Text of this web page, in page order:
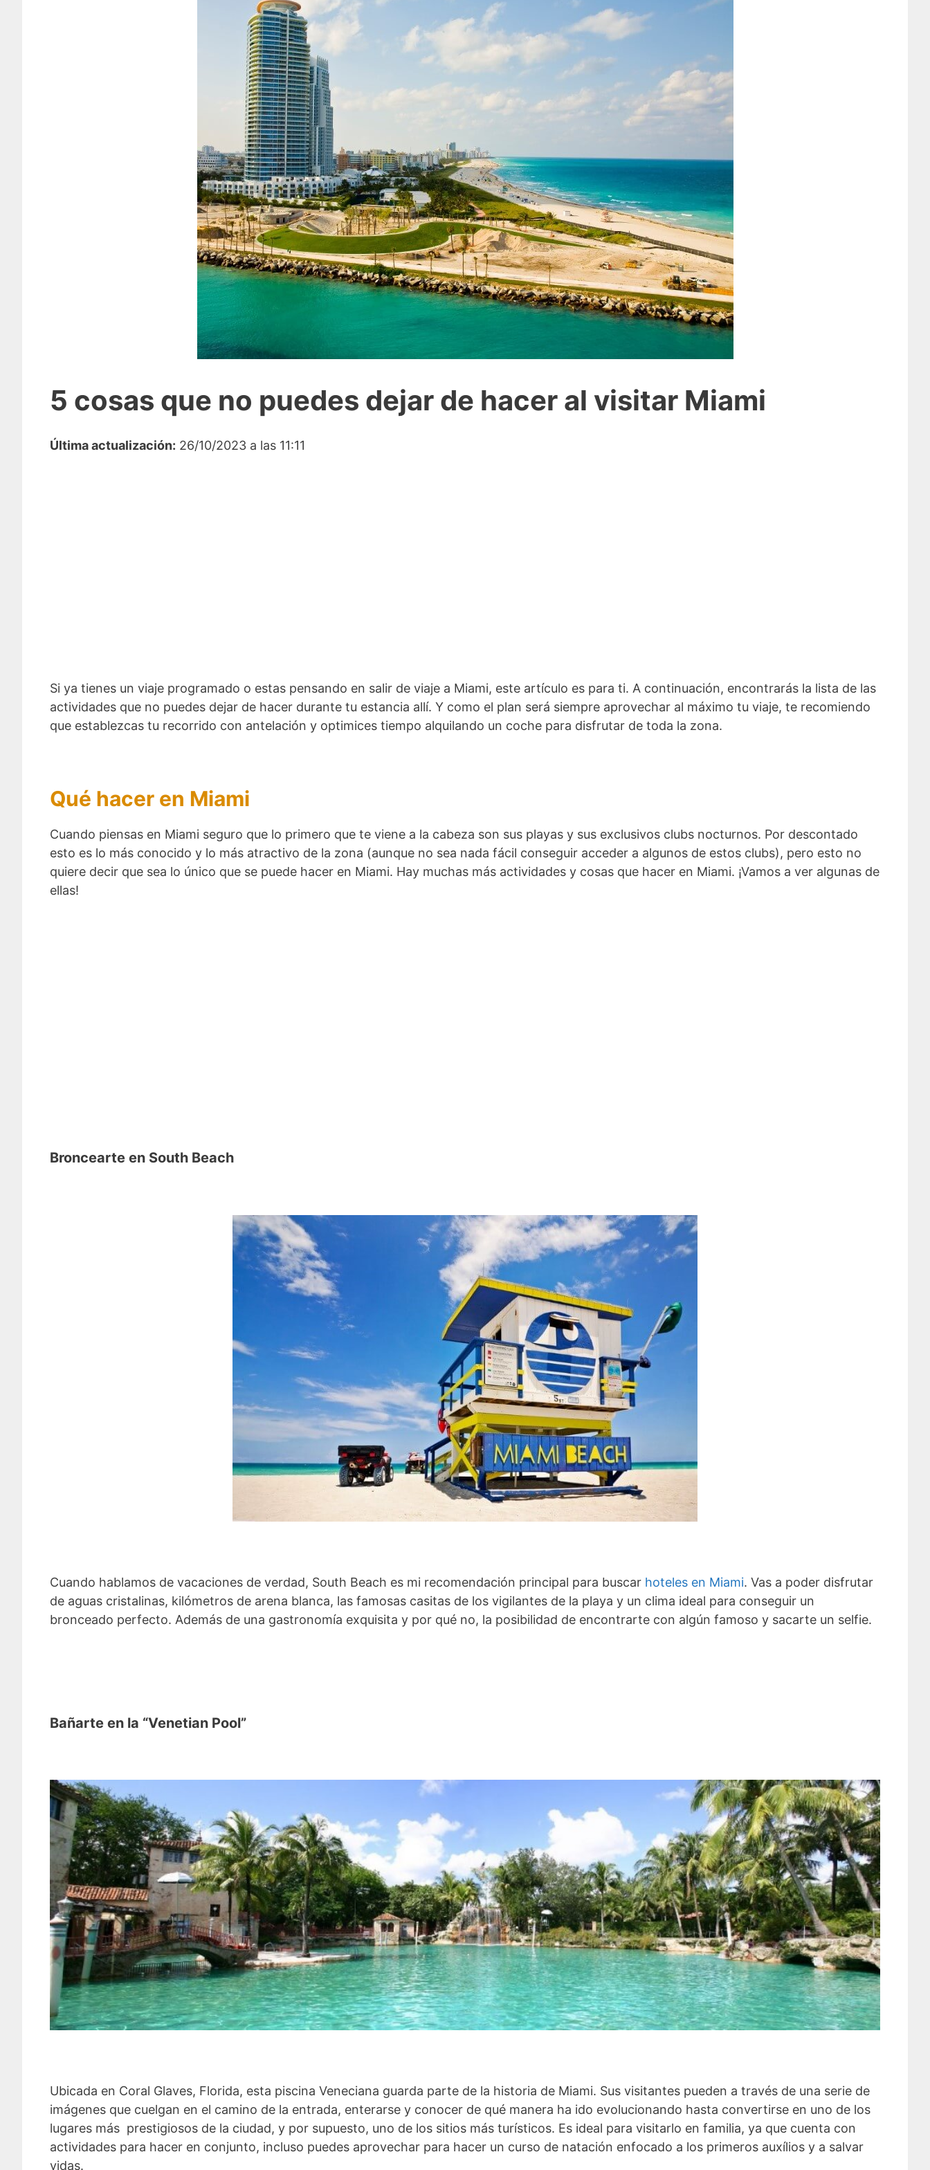
5 cosas que no puedes dejar de hacer al visitar Miami
Última actualización: 26/10/2023 a las 11:11
Si ya tienes un viaje programado o estas pensando en salir de viaje a Miami, este artículo es para ti. A continuación, encontrarás la lista de las
actividades que no puedes dejar de hacer durante tu estancia allí. Y como el plan será siempre aprovechar al máximo tu viaje, te recomiendo
que establezcas tu recorrido con antelación y optimices tiempo alquilando un coche para disfrutar de toda la zona.
Qué hacer en Miami
Cuando piensas en Miami seguro que lo primero que te viene a la cabeza son sus playas y sus exclusivos clubs nocturnos. Por descontado
esto es lo más conocido y lo más atractivo de la zona (aunque no sea nada fácil conseguir acceder a algunos de estos clubs), pero esto no
quiere decir que sea lo único que se puede hacer en Miami. Hay muchas más actividades y cosas que hacer en Miami. ¡Vamos a ver algunas de
ellas!
Broncearte en South Beach
Cuando hablamos de vacaciones de verdad, South Beach es mi recomendación principal para buscar hoteles en Miami. Vas a poder disfrutar
de aguas cristalinas, kilómetros de arena blanca, las famosas casitas de los vigilantes de la playa y un clima ideal para conseguir un
bronceado perfecto. Además de una gastronomía exquisita y por qué no, la posibilidad de encontrarte con algún famoso y sacarte un selfie.
Bañarte en la “Venetian Pool”
Ubicada en Coral Glaves, Florida, esta piscina Veneciana guarda parte de la historia de Miami. Sus visitantes pueden a través de una serie de
imágenes que cuelgan en el camino de la entrada, enterarse y conocer de qué manera ha ido evolucionando hasta convertirse en uno de los
lugares más prestigiosos de la ciudad, y por supuesto, uno de los sitios más turísticos. Es ideal para visitarlo en familia, ya que cuenta con
actividades para hacer en conjunto, incluso puedes aprovechar para hacer un curso de natación enfocado a los primeros auxílios y a salvar
vidas.